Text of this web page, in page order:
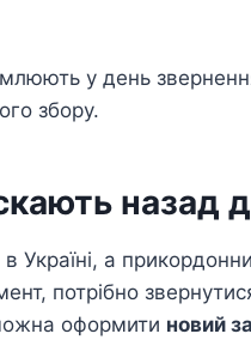
у день
збору.
назад
Україні, а
потрібно
оформити новий